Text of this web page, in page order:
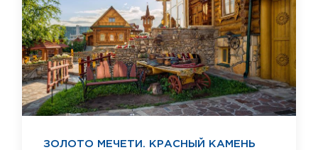
ЗОЛОТО МЕЧЕТИ. КРАСНЫЙ КАМЕНЬ